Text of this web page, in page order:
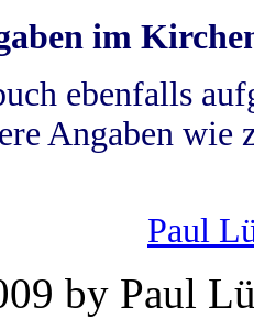
im
ebenfalls
Angaben wie
Paul
by Paul